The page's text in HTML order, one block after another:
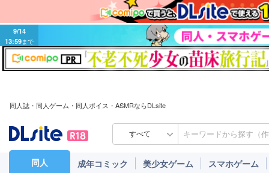
9/14
13:59まで
同人誌・同人ゲーム・同人ボイス・ASMRならDLsite
すべて
同人 成年コミック 美少女ゲーム スマホゲーム